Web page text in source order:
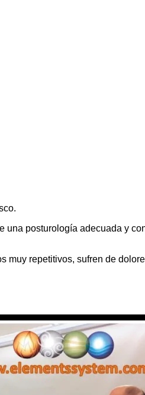
posturología adecuada y
muy repetitivos, sufren de